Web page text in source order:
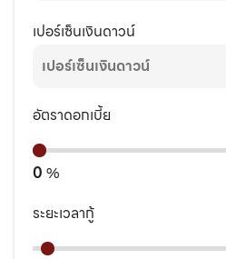
เปอร์เซ็นเงินดาวน์
อัตราดอกเบี้ย
0 %
ระยะเวลากู้